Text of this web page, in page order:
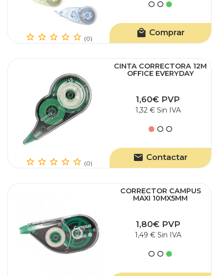
(0)
Comprar
(0)
CINTA CORRECTORA 12M
OFFICE EVERYDAY
1,60€ PVP
1,32 € Sin IVA
Contactar
CORRECTOR CAMPUS
MAXI 10MX5MM
1,80€ PVP
1,49 € Sin IVA